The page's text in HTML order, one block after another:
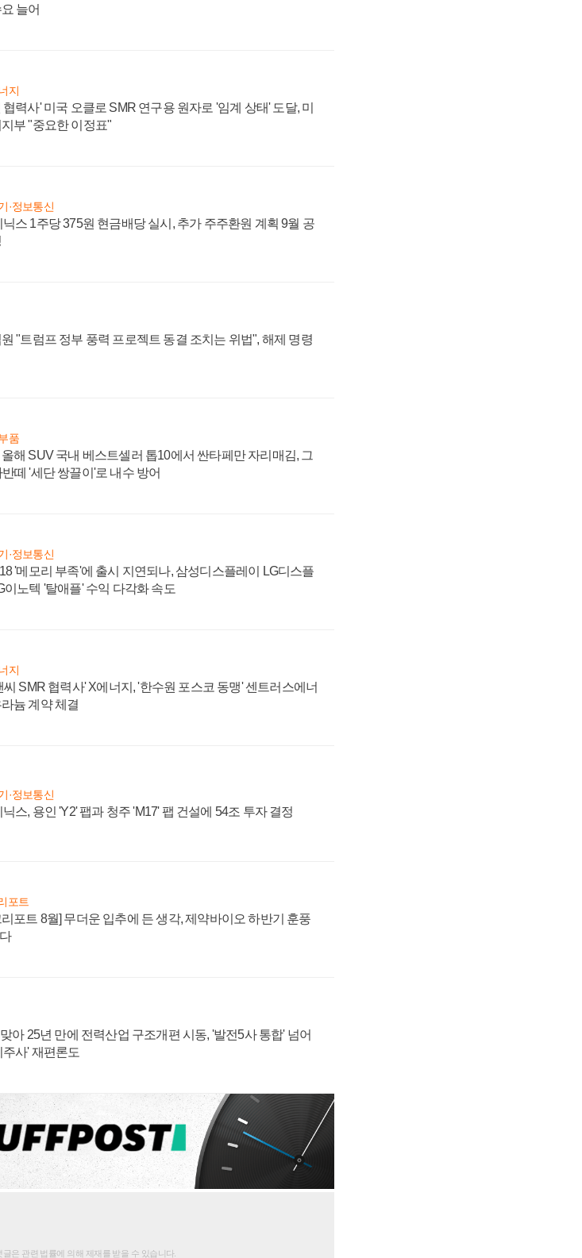
늘어
지
력사' 미국 오클로 SMR 연구용 원자로 '임계 상태' 도달, 미
부 "중요한 이정표"
·정보통신
스 1주당 375원 현금배당 실시, 추가 주주환원 계획 9월 공
"트럼프 정부 풍력 프로젝트 동결 조치는 위법", 해제 명령
품
해 SUV 국내 베스트셀러 톱10에서 싼타페만 자리매김, 그
반떼 '세단 쌍끌이'로 내수 방어
·정보통신
'메모리 부족'에 출시 지연되나, 삼성디스플레이 LG디스플
이노텍 '탈애플' 수익 다각화 속도
지
씨 SMR 협력사' X에너지, '한수원 포스코 동맹' 센트러스에너
늄 계약 체결
·정보통신
스, 용인 'Y2' 팹과 청주 'M17' 팹 건설에 54조 투자 결정
포트
포트 8월] 무더운 입추에 든 생각, 제약바이오 하반기 훈풍
아 25년 만에 전력산업 구조개편 시동, '발전5사 통합' 넘어
주사' 재편론도
은 관련 법률에 의해 제재를 받을 수 있습니다.